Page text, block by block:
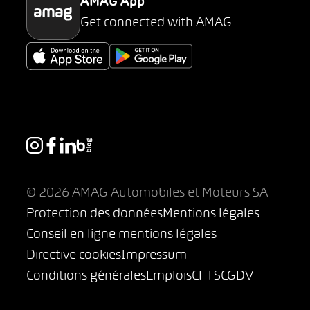
AMAG App
Get connected with AMAG
© 2026 AMAG Automobiles et Moteurs SA
Protection des donnéesMentions légales
Conseil en ligne mentions légales
Directive cookiesImpressum
Conditions généralesEmploisCFTSCGDV